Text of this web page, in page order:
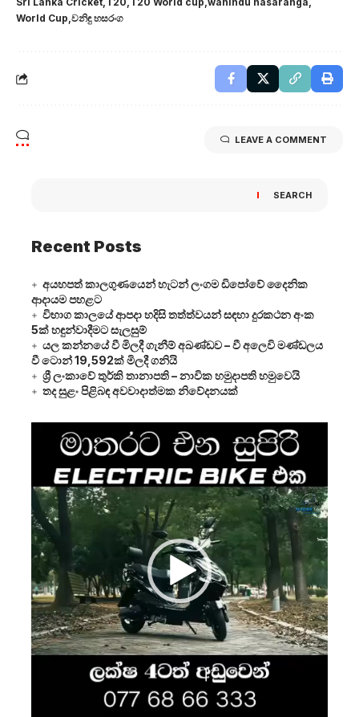
World Cup වනිඳු හසරංග
LEAVE A COMMENT
SEARCH
Recent Posts
අයහපත් කාලගුණයෙන් හැටන් ලංගම ඩිපෝවේ දෛනික
ආදායම පහළට
විභාග කාලයේ ආපදා හදිසි තත්ත්වයන් සඳහා දුරකථන අංක
5ක් හඳුන්වාදීමට සැලසුම්
යල කන්නයේ වී මිලදී ගැනීම් අඛණ්ඩව – වී අලෙවි මණ්ඩලය
වී ටොන් 19,592ක් මිලදී ගනියි
ශ්‍රී ලංකාවේ තුර්කි තානාපති – නාවික හමුදාපති හමුවෙයි
තද සුළං පිළිබඳ අවවාදාත්මක නිවේදනයක්
Player